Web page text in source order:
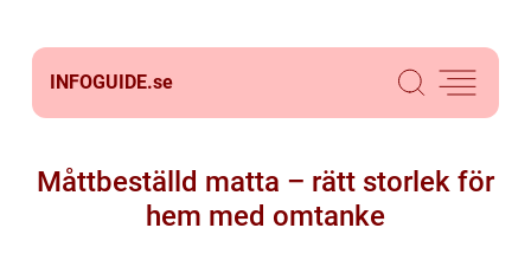
INFOGUIDE.se
Måttbeställd matta – rätt storlek för
hem med omtanke